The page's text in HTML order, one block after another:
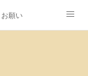
お願い